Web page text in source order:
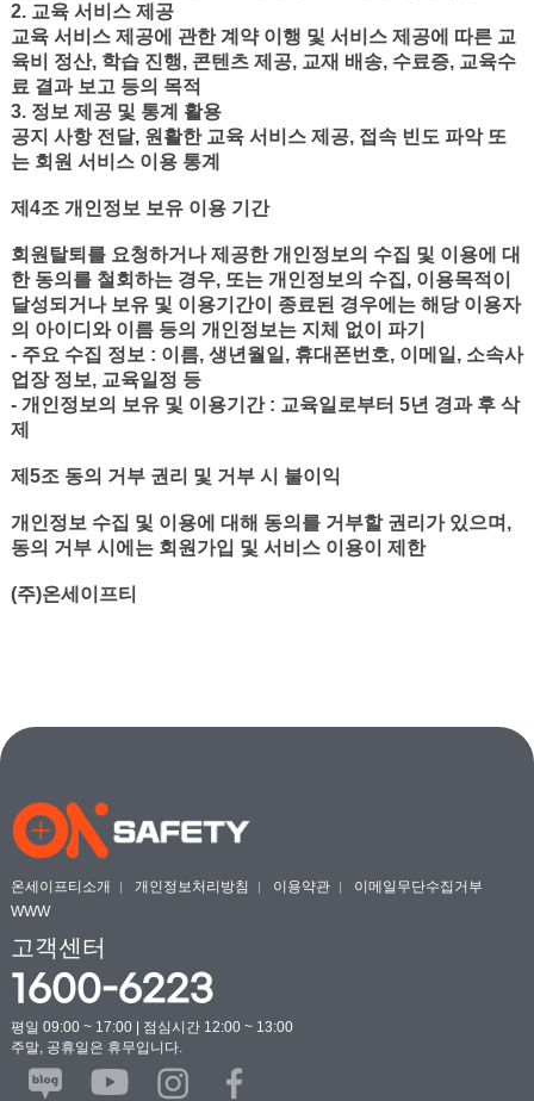
2. 교육 서비스 제공
교육 서비스 제공에 관한 계약 이행 및 서비스 제공에 따른 교
육비 정산, 학습 진행, 콘텐츠 제공, 교재 배송, 수료증, 교육수
료 결과 보고 등의 목적
3. 정보 제공 및 통계 활용
공지 사항 전달, 원활한 교육 서비스 제공, 접속 빈도 파악 또
는 회원 서비스 이용 통계
제4조 개인정보 보유 이용 기간
회원탈퇴를 요청하거나 제공한 개인정보의 수집 및 이용에 대
한 동의를 철회하는 경우, 또는 개인정보의 수집, 이용목적이
달성되거나 보유 및 이용기간이 종료된 경우에는 해당 이용자
의 아이디와 이름 등의 개인정보는 지체 없이 파기
- 주요 수집 정보 : 이름, 생년월일, 휴대폰번호, 이메일, 소속사
업장 정보, 교육일정 등
- 개인정보의 보유 및 이용기간 : 교육일로부터 5년 경과 후 삭
제
제5조 동의 거부 권리 및 거부 시 불이익
개인정보 수집 및 이용에 대해 동의를 거부할 권리가 있으며,
동의 거부 시에는 회원가입 및 서비스 이용이 제한
(주)온세이프티
온세이프티소개 개인정보처리방침 이용약관
이메일무단수집거부
WWW
고객센터
1600-6223
평일 09:00 ~ 17:00 | 점심시간 12:00 ~ 13:00
주말, 공휴일은 휴무입니다.